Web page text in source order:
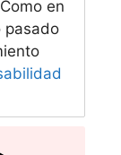
en
pasado